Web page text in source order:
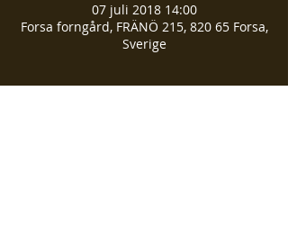
07 juli 2018 14:00
Forsa forngård, FRÄNÖ 215, 820 65 Forsa,
Sverige